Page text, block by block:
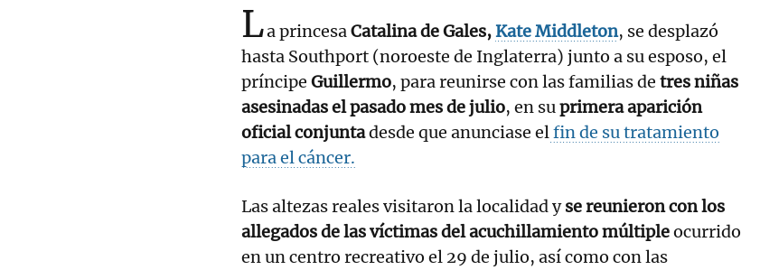
La princesaCatalina de Gales,Kate Middleton, se desplazó
hasta Southport (noroeste de Inglaterra) junto a su esposo, el
príncipe Guillermo, para reunirse con las familias de tres niñas
asesinadas el pasado mes de julio, en suprimera aparición
oficial conjuntadesde que anunciase elfin de su tratamiento
para el cáncer.
Las altezas reales visitaron la localidad yse reunieron con los
allegados de las víctimas del acuchillamiento múltipleocurrido
en un centro recreativo el 29 de julio, así como con las